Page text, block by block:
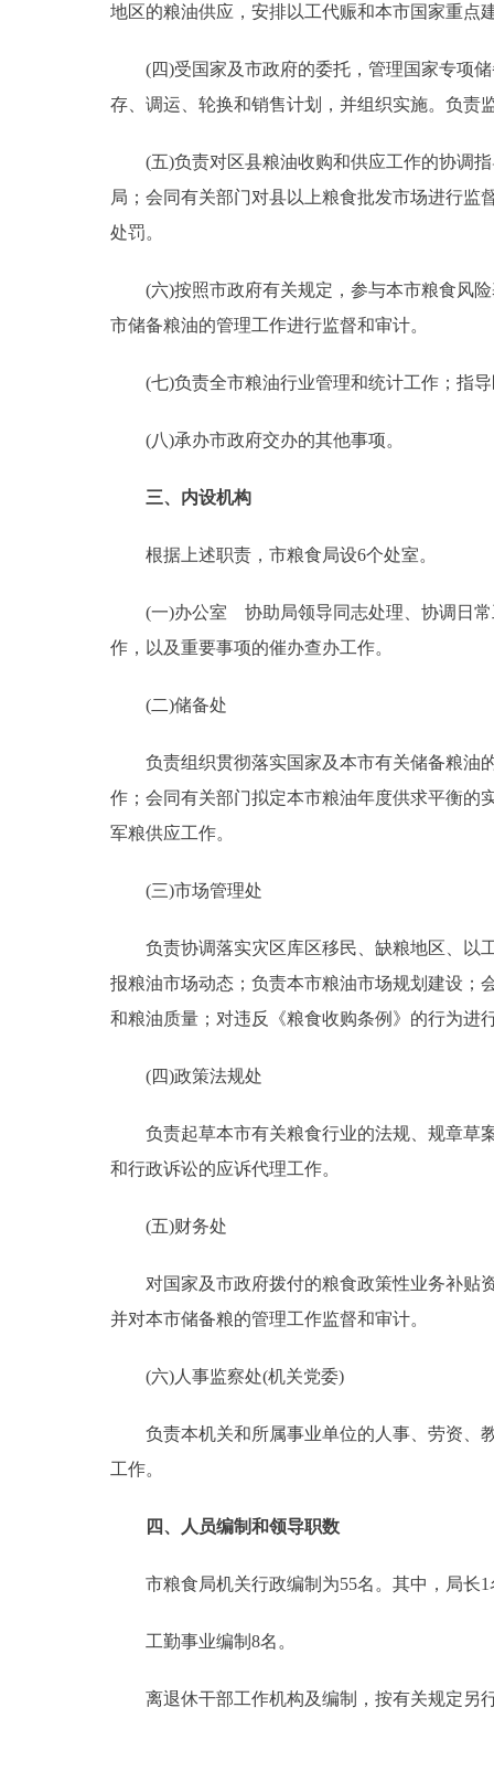
地区的粮油供应，安排以工代赈和本市国家重点
(四)受国家及市政府的委托，管理国家专项储
存、调运、轮换和销售计划，并组织实施。负责
(五)负责对区县粮油收购和供应工作的协调指
局；会同有关部门对县以上粮食批发市场进行监
处罚。
(六)按照市政府有关规定，参与本市粮食风险
市储备粮油的管理工作进行监督和审计。
(七)负责全市粮油行业管理和统计工作；指导
(八)承办市政府交办的其他事项。
三、内设机构
根据上述职责，市粮食局设6个处室。
(一)办公室 协助局领导同志处理、协调日常
作，以及重要事项的催办查办工作。
(二)储备处
负责组织贯彻落实国家及本市有关储备粮油的
作；会同有关部门拟定本市粮油年度供求平衡的
军粮供应工作。
(三)市场管理处
负责协调落实灾区库区移民、缺粮地区、以工
报粮油市场动态；负责本市粮油市场规划建设；
和粮油质量；对违反《粮食收购条例》的行为进
(四)政策法规处
负责起草本市有关粮食行业的法规、规章草案
和行政诉讼的应诉代理工作。
(五)财务处
对国家及市政府拨付的粮食政策性业务补贴资
并对本市储备粮的管理工作监督和审计。
(六)人事监察处(机关党委)
负责本机关和所属事业单位的人事、劳资、教
工作。
四、人员编制和领导职数
市粮食局机关行政编制为55名。其中，局长1
工勤事业编制8名。
离退休干部工作机构及编制，按有关规定另